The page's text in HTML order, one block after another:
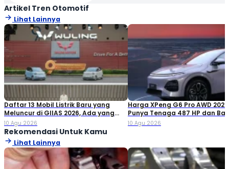
Artikel Tren Otomotif
Lihat Lainnya
Daftar 13 Mobil Listrik Baru yang
Meluncur di GIIAS 2026, Ada yang
Cuma 150 Jutaan
10 Agu 2026
Harga XPeng G6 Pro AWD
Punya Tenaga 487 HP dan
80,8 kWh
10 Agu 2026
Rekomendasi Untuk Kamu
Lihat Lainnya